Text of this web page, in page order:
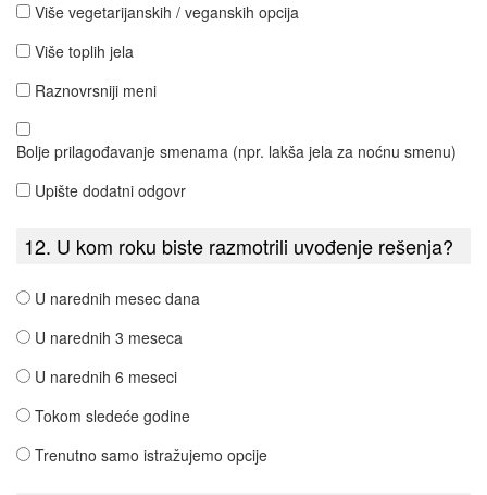
Više vegetarijanskih / veganskih opcija
Više toplih jela
Raznovrsniji meni
Bolje prilagođavanje smenama (npr. lakša jela za noćnu smenu)
Upište dodatni odgovr
12. U kom roku biste razmotrili uvođenje rešenja?
U narednih mesec dana
U narednih 3 meseca
U narednih 6 meseci
Tokom sledeće godine
Trenutno samo istražujemo opcije